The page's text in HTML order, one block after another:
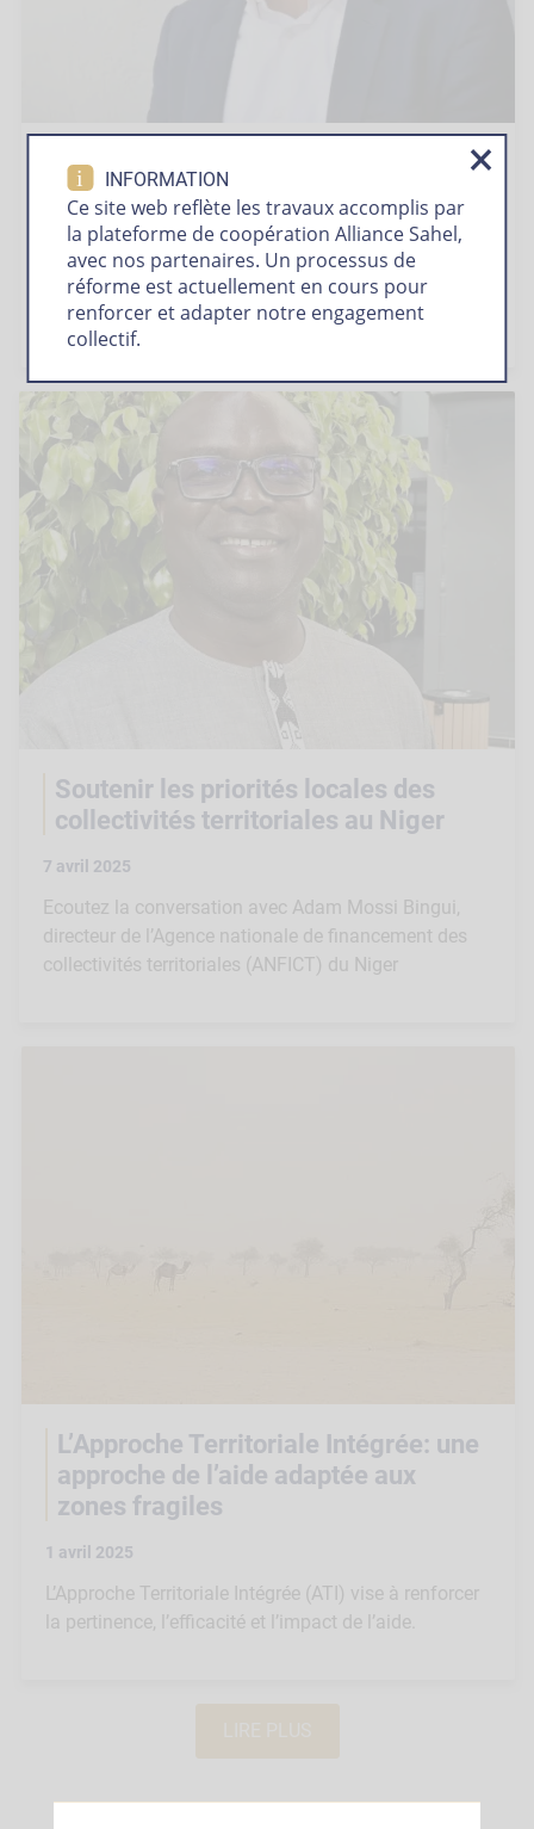
i INFORMATION
Ce site web reflète les travaux accomplis par
la plateforme de coopération Alliance Sahel,
avec nos partenaires. Un processus de
réforme est actuellement en cours pour
renforcer et adapter notre engagement
collectif.
L’indispensable dialogue entre
partenaires au développement
9 avril 2025
Rencontre avec Hacen Mohammedi, directeur du
Forum des ONG internationales au Mali
Soutenir les priorités locales des
collectivités territoriales au Niger
7 avril 2025
Ecoutez la conversation avec Adam Mossi Bingui,
directeur de l’Agence nationale de financement des
collectivités territoriales (ANFICT) du Niger
L’Approche Territoriale Intégrée: une
approche de l’aide adaptée aux
zones fragiles
1 avril 2025
L’Approche Territoriale Intégrée (ATI) vise à renforcer
la pertinence, l’efficacité et l’impact de l’aide.